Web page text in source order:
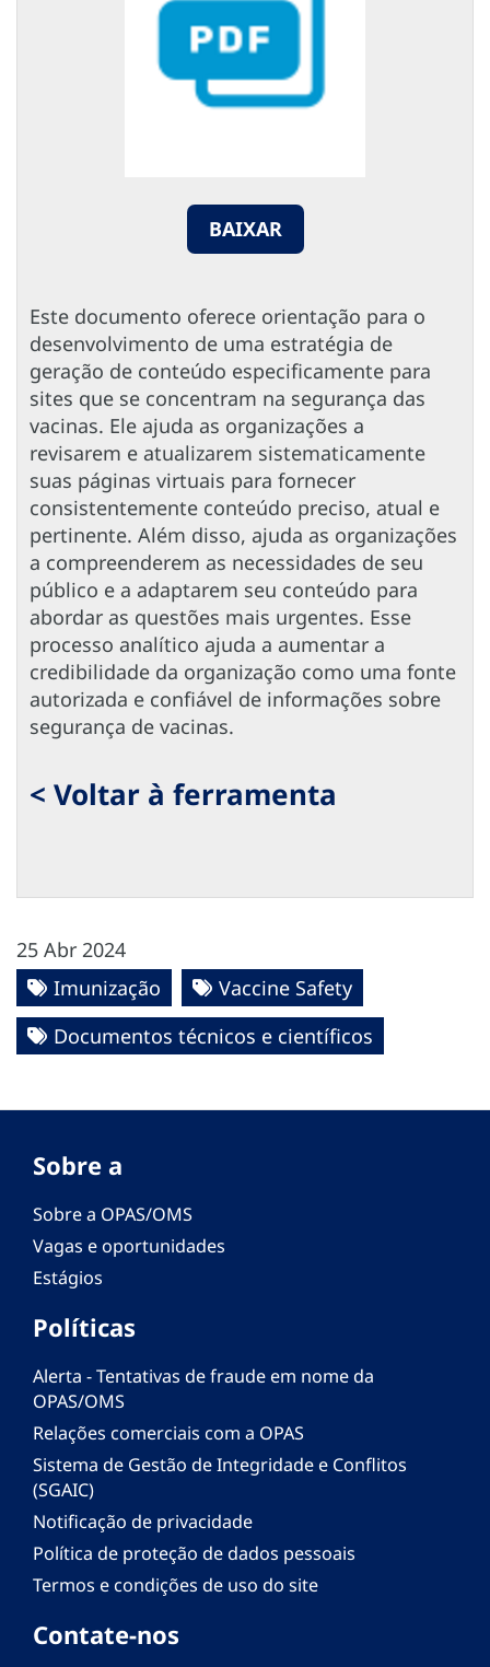
BAIXAR
Este documento oferece orientação para o
desenvolvimento de uma estratégia de
geração de conteúdo especificamente para
sites que se concentram na segurança das
vacinas. Ele ajuda as organizações a
revisarem e atualizarem sistematicamente
suas páginas virtuais para fornecer
consistentemente conteúdo preciso, atual e
pertinente. Além disso, ajuda as organizações
a compreenderem as necessidades de seu
público e a adaptarem seu conteúdo para
abordar as questões mais urgentes. Esse
processo analítico ajuda a aumentar a
credibilidade da organização como uma fonte
autorizada e confiável de informações sobre
segurança de vacinas.
< Voltar à ferramenta
25 Abr 2024
Imunização
Vaccine Safety
Documentos técnicos e científicos
Sobre a
Sobre a OPAS/OMS
Vagas e oportunidades
Estágios
Políticas
Alerta - Tentativas de fraude em nome da
OPAS/OMS
Relações comerciais com a OPAS
Sistema de Gestão de Integridade e Conflitos
(SGAIC)
Notificação de privacidade
Política de proteção de dados pessoais
Termos e condições de uso do site
Contate-nos